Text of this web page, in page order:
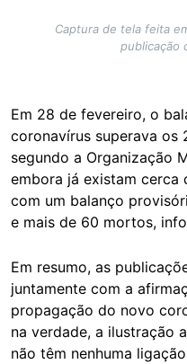
Captura de tela feita
publicação
Em 28 de fevereiro, o
coronavírus superava os
segundo a Organização
embora já existam cerca
com um balanço
e mais de 60 mortos,
Em resumo, as
juntamente com a
propagação do novo
na verdade, a ilustração
não têm nenhuma